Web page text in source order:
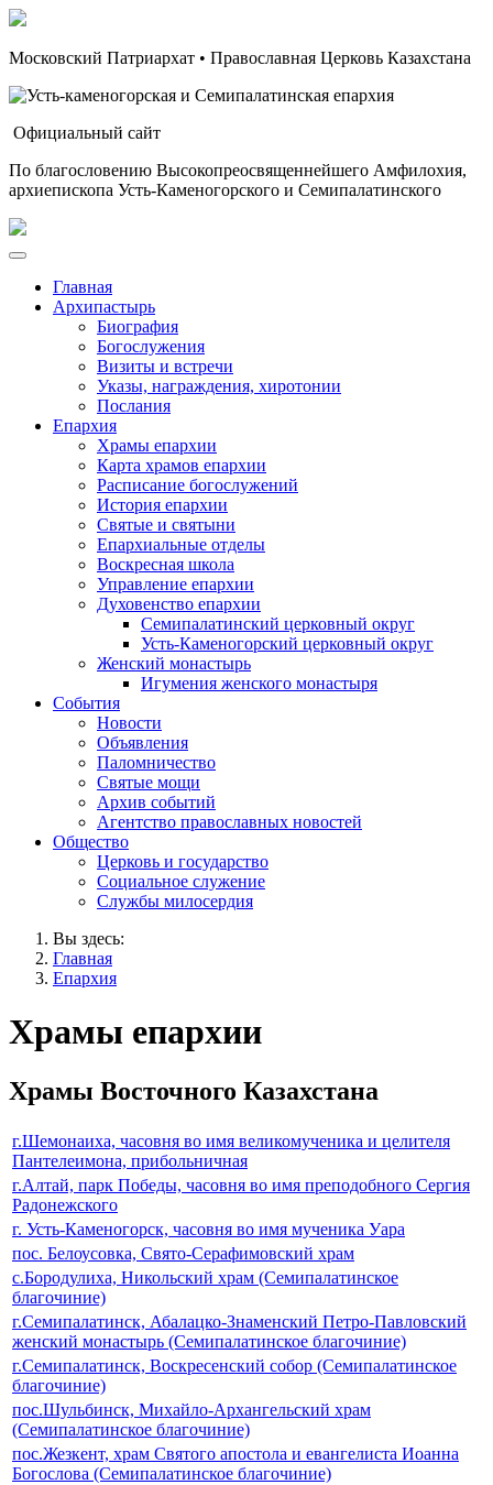
Московский Патриархат • Православная Церковь Казахстана
Официальный сайт
По благословению Высокопреосвященнейшего Амфилохия,
архиепископа Усть-Каменогорского и Семипалатинского
Главная
Архипастырь
Биография
Богослужения
Визиты и встречи
Указы, награждения, хиротонии
Послания
Епархия
Храмы епархии
Карта храмов епархии
Расписание богослужений
История епархии
Святые и святыни
Епархиальные отделы
Воскресная школа
Управление епархии
Духовенство епархии
Семипалатинский церковный округ
Усть-Каменогорский церковный округ
Женский монастырь
Игумения женского монастыря
События
Новости
Объявления
Паломничество
Святые мощи
Архив событий
Агентство православных новостей
Общество
Церковь и государство
Социальное служение
Службы милосердия
Вы здесь:
Главная
Епархия
Храмы епархии
Храмы Восточного Казахстана
г.Шемонаиха, часовня во имя великомученика и целителя
Пантелеимона, прибольничная
г.Алтай, парк Победы, часовня во имя преподобного Сергия
Радонежского
г. Усть-Каменогорск, часовня во имя мученика Уара
пос. Белоусовка, Свято-Серафимовский храм
с.Бородулиха, Никольский храм (Семипалатинское
благочиние)
г.Семипалатинск, Абалацко-Знаменский Петро-Павловский
женский монастырь (Семипалатинское благочиние)
г.Семипалатинск, Воскресенский собор (Семипалатинское
благочиние)
пос.Шульбинск, Михайло-Архангельский храм
(Семипалатинское благочиние)
пос.Жезкент, храм Святого апостола и евангелиста Иоанна
Богослова (Семипалатинское благочиние)